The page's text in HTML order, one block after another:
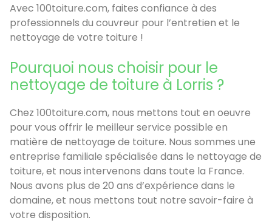
Avec 100toiture.com, faites confiance à des
professionnels du couvreur pour l’entretien et le
nettoyage de votre toiture !
Pourquoi nous choisir pour le
nettoyage de toiture à Lorris ?
Chez 100toiture.com, nous mettons tout en oeuvre
pour vous offrir le meilleur service possible en
matière de nettoyage de toiture. Nous sommes une
entreprise familiale spécialisée dans le nettoyage de
toiture, et nous intervenons dans toute la France.
Nous avons plus de 20 ans d’expérience dans le
domaine, et nous mettons tout notre savoir-faire à
votre disposition.